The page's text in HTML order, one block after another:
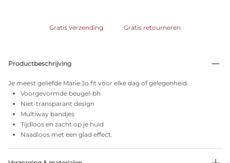
Gratis verzending Gratis retourneren
Productbeschrijving
Je meest geliefde Marie Jo fit voor elke dag of gelegenheid.
Voorgevormde beugel-bh
Niet-transparant design
Multiway bandjes
Tijdloos en zacht op je huid
Naadloos met een glad effect.